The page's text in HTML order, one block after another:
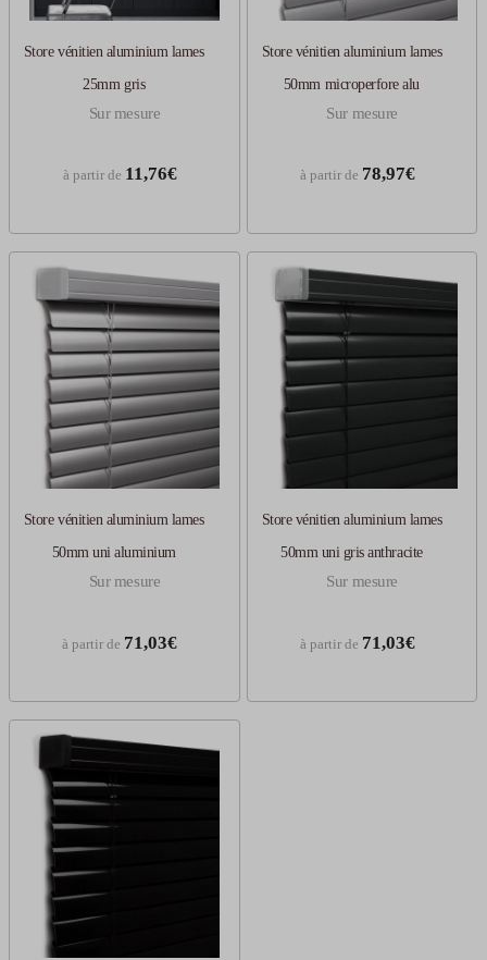
Store vénitien aluminium lames
25mm gris
Sur mesure
à partir de 11,76€
Store vénitien aluminium lames
50mm microperfore alu
Sur mesure
à partir de 78,97€
Store vénitien aluminium lames
50mm uni aluminium
Sur mesure
à partir de 71,03€
Store vénitien aluminium lames
50mm uni gris anthracite
Sur mesure
à partir de 71,03€